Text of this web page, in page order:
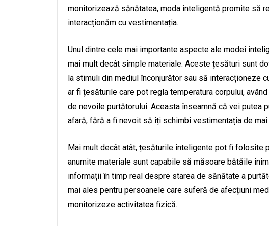
monitorizează sănătatea, moda inteligentă promite să
interacționăm cu vestimentația.
Unul dintre cele mai importante aspecte ale modei
mai mult decât simple materiale. Aceste țesături sunt
la stimuli din mediul înconjurător sau să interacționeze
ar fi țesăturile care pot regla temperatura corpului,
de nevoile purtătorului. Aceasta înseamnă că vei putea
afară, fără a fi nevoit să îți schimbi vestimentația de
Mai mult decât atât, țesăturile inteligente pot fi folosite
anumite materiale sunt capabile să măsoare bătăile
informații în timp real despre starea de sănătate a
mai ales pentru persoanele care suferă de afecțiuni
monitorizeze activitatea fizică.